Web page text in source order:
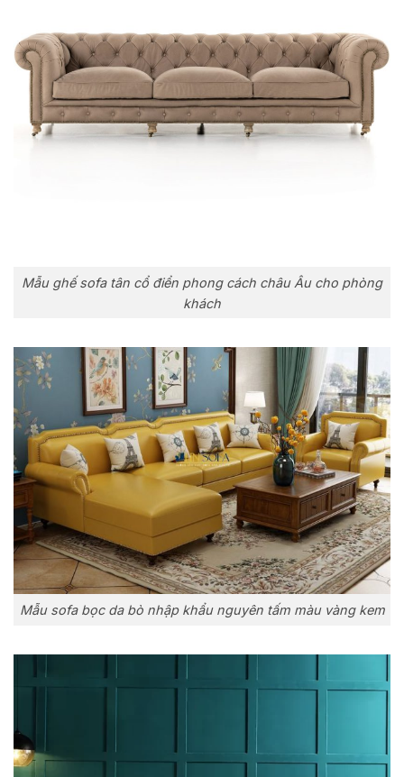
Mẫu ghế sofa tân cổ điển phong cách châu Âu cho phòng
khách
Mẫu sofa bọc da bò nhập khẩu nguyên tấm màu vàng kem